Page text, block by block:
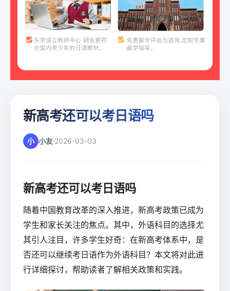
新高考还可以考日语吗
小 小友 2026-03-03
新高考还可以考日语吗
随着中国教育改革的深入推进，新高考政策已成为
学生和家长关注的焦点。其中，外语科目的选择尤
其引人注目，许多学生好奇：在新高考体系中，是
否还可以继续考日语作为外语科目？本文将对此进
行详细探讨，帮助读者了解相关政策和实践。